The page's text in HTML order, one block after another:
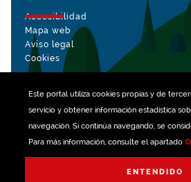
Este portal utiliza cookiespropias y de
servicio y obtener información estadística
navegación. Si continúa navegando, se
Para más información, consulte el apartado
ENTENDIDO
Accesibilidad
Mapa web
Aviso legal
Cookies